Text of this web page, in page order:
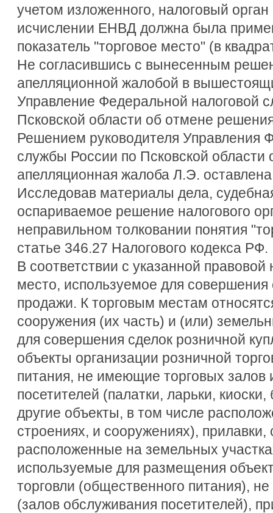
учетом изложенного, налоговый
исчислении ЕНВД должна была
показатель "торговое место" (в
Не согласившись с вынесенным
апелляционной жалобой в
Управление Федеральной налоговой
Псковской области об отмене
Решением руководителя Управления
службы России по Псковской области
апелляционная жалоба Л.Э.
Исследовав материалы дела,
оспариваемое решение налогового
неправильном толковании понятия
статье 346.27 Налогового кодекса РФ.
В соответствии с указанной
место, используемое для совершения
продажи. К торговым местам
сооружения (их часть) и (или)
для совершения сделок розничной
объекты организации розничной
питания, не имеющие торговых залов
посетителей (палатки, ларьки,
другие объекты, в том числе
строениях, и сооружениях),
расположенные на земельных
используемые для размещения
торговли (общественного питания),
(залов обслуживания посетителей),